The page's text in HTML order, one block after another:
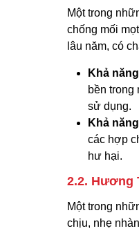
Một trong
chống mối
lâu năm, có
Khả
bền trong
sử dụng.
Khả
các hợp
hư hại.
2.2. Hương
Một trong
chịu, nhẹ